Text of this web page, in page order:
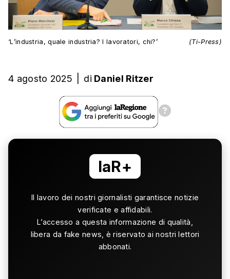
‘L’industria, quale industria? I lavoratori, chi?’ (Ti-Press)
4 agosto 2025 di Daniel Ritzer
laR+
Il lavoro dei nostri giornalisti garantisce notizie
verificate e affidabili.
L’accesso a questa informazione di qualità,
libera da fake news, è riservato ai nostri lettori
abbonati.